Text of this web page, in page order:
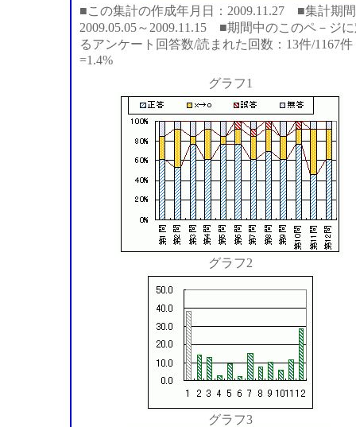
■この集計の作成年月日：2009.11.27 ■集計期間
2009.05.05～2009.11.15 ■期間中のこのペ－ジ
るアンケート回答数/読まれた回数：13件/1167件
=1.4%
グラフ1
グラフ2
グラフ3